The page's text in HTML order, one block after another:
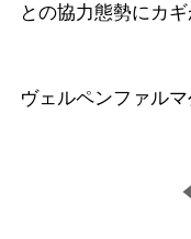
との協力態勢にカ
ヴェルペンファルマ